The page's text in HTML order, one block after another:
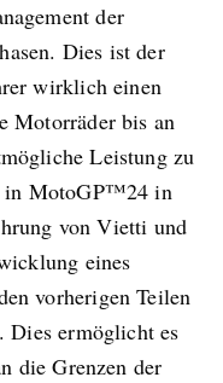
der
Dies ist der
wirklich einen
Motorräder bis an
Leistung zu
in MotoGP™24 in
von Vietti und
eines
vorherigen Teilen
Dies ermöglicht es
die Grenzen der